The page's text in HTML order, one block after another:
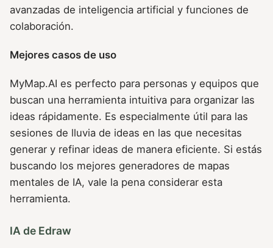
avanzadas de inteligencia artificial y funciones de
colaboración.
Mejores casos de uso
MyMap.AI es perfecto para personas y equipos que
buscan una herramienta intuitiva para organizar las
ideas rápidamente. Es especialmente útil para las
sesiones de lluvia de ideas en las que necesitas
generar y refinar ideas de manera eficiente. Si estás
buscando los mejores generadores de mapas
mentales de IA, vale la pena considerar esta
herramienta.
IA de Edraw